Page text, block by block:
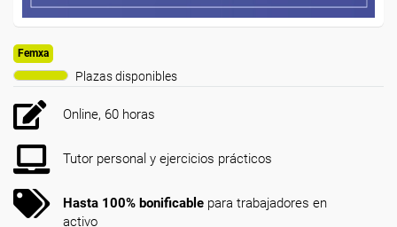
Femxa
Plazas disponibles
Online, 60 horas
Tutor personal y ejercicios prácticos
Hasta 100% bonificable para trabajadores en
activo